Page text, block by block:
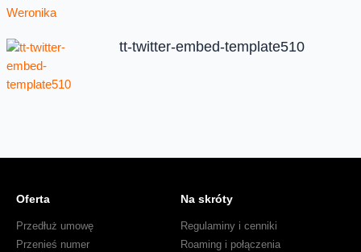
tt-twitter-embed-template510
Oferta
Przedłuż umowę
Przenieś numer
Na skróty
Regulaminy i cenniki
Roaming i połączenia